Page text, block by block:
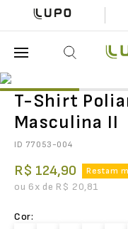
T-Shirt
Masculina II
ID 77053-004
R$ 124,90 Restam
ou 6x de R$ 20,81
Cor: